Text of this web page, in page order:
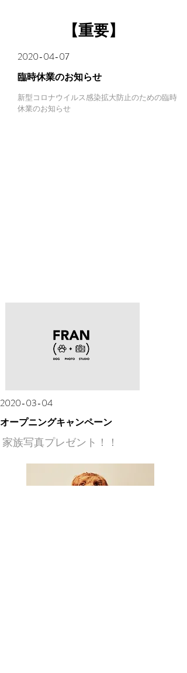
​【重要】
​2020-04-07
​臨時休業のお知らせ
新型コロナウイルス感染拡大防止のための臨時
休業のお知らせ
​2020-03-04
​オープニングキャンペーン
家族写真プレゼント！！